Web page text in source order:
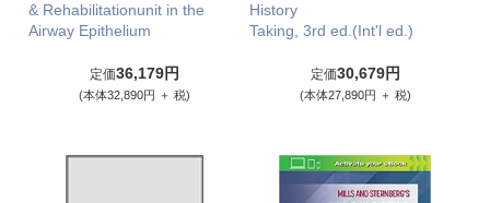
& Rehabilitationunit in the
Airway Epithelium
定価36,179円
(本体32,890円 ＋ 税)
History
Taking, 3rd ed.(Int'l ed.)
定価30,679円
(本体27,890円 ＋ 税)